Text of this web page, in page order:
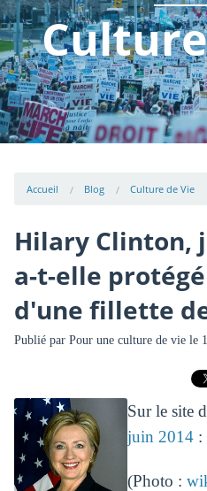
Boutique
Accueil Blog Culture de Vie
Hilary Clinton,
a-t-elle
d'une fillette
Publié par Pour une culture de viele
Sur le site
juin 2014:
(Photo :